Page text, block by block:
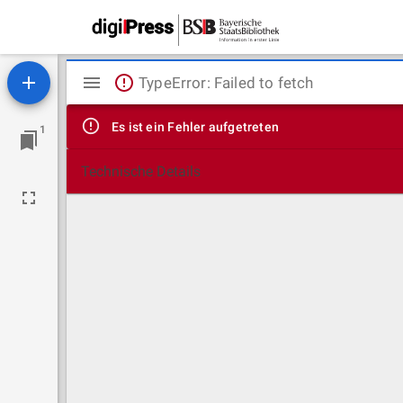
1
Mirador
Viewer
TypeError: Failed to fetch
Es ist ein Fehler aufgetreten
Technische Details